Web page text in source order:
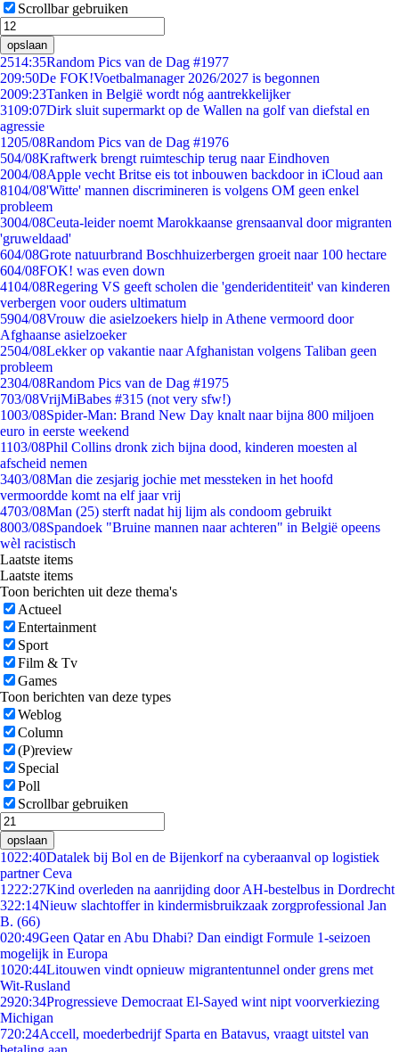
Scrollbar gebruiken
opslaan
2514:35Random Pics van de Dag #1977
209:50De FOK!Voetbalmanager 2026/2027 is begonnen
2009:23Tanken in België wordt nóg aantrekkelijker
3109:07Dirk sluit supermarkt op de Wallen na golf van diefstal en
agressie
1205/08Random Pics van de Dag #1976
504/08Kraftwerk brengt ruimteschip terug naar Eindhoven
2004/08Apple vecht Britse eis tot inbouwen backdoor in iCloud aan
8104/08'Witte' mannen discrimineren is volgens OM geen enkel
probleem
3004/08Ceuta-leider noemt Marokkaanse grensaanval door migranten
'gruweldaad'
604/08Grote natuurbrand Boschhuizerbergen groeit naar 100 hectare
604/08FOK! was even down
4104/08Regering VS geeft scholen die 'genderidentiteit' van kinderen
verbergen voor ouders ultimatum
5904/08Vrouw die asielzoekers hielp in Athene vermoord door
Afghaanse asielzoeker
2504/08Lekker op vakantie naar Afghanistan volgens Taliban geen
probleem
2304/08Random Pics van de Dag #1975
703/08VrijMiBabes #315 (not very sfw!)
1003/08Spider-Man: Brand New Day knalt naar bijna 800 miljoen
euro in eerste weekend
1103/08Phil Collins dronk zich bijna dood, kinderen moesten al
afscheid nemen
3403/08Man die zesjarig jochie met messteken in het hoofd
vermoordde komt na elf jaar vrij
4703/08Man (25) sterft nadat hij lijm als condoom gebruikt
8003/08Spandoek "Bruine mannen naar achteren" in België opeens
wèl racistisch
Laatste items
Laatste items
Toon berichten uit deze thema's
Actueel
Entertainment
Sport
Film & Tv
Games
Toon berichten van deze types
Weblog
Column
(P)review
Special
Poll
Scrollbar gebruiken
opslaan
1022:40Datalek bij Bol en de Bijenkorf na cyberaanval op logistiek
partner Ceva
1222:27Kind overleden na aanrijding door AH-bestelbus in Dordrecht
322:14Nieuw slachtoffer in kindermisbruikzaak zorgprofessional Jan
B. (66)
020:49Geen Qatar en Abu Dhabi? Dan eindigt Formule 1-seizoen
mogelijk in Europa
1020:44Litouwen vindt opnieuw migrantentunnel onder grens met
Wit-Rusland
2920:34Progressieve Democraat El-Sayed wint nipt voorverkiezing
Michigan
720:24Accell, moederbedrijf Sparta en Batavus, vraagt uitstel van